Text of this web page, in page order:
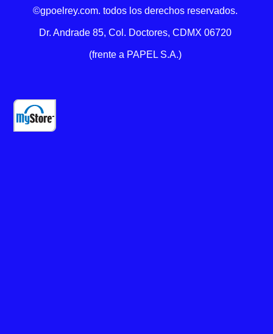
©gpoelrey.com. todos los derechos reservados.
Dr. Andrade 85, Col. Doctores, CDMX 06720
(frente a PAPEL S.A.)